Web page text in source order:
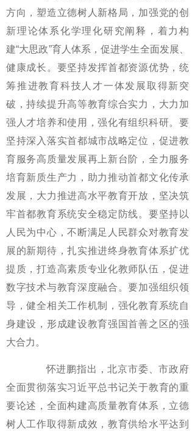
方向，塑造立德树人新格局，加强党的创
新理论体系化学理化研究阐释，着力构
建“大思政”育人体系，促进学生全面发展、
健康成长。要坚持发挥首都资源优势，统
筹推进教育科技人才一体发展取得新突
破，持续提升高等教育综合实力，大力加
强人才培养和使用，强化有组织科研。要
坚持深入落实首都城市战略定位，促进教
育服务高质量发展再上新台阶，全力服务
培育新质生产力，助力推动首都文化传承
发展，大力推进高水平教育开放，坚决筑
牢首都教育系统安全稳定防线。要坚持以
人民为中心，不断满足人民群众对教育发
展的新期待，扎实推进终身教育体系扩优
提质，打造高素质专业化教师队伍，促进
数字技术与教育深度融合。要加强组织领
导，健全相关工作机制，强化教育系统自
身建设，形成建设教育强国首善之区的强
大合力。
怀进鹏指出，北京市委、市政府
全面贯彻落实习近平总书记关于教育的重
要论述，全面构建高质量教育体系，立德
树人工作取得新成效，教育供给水平达到